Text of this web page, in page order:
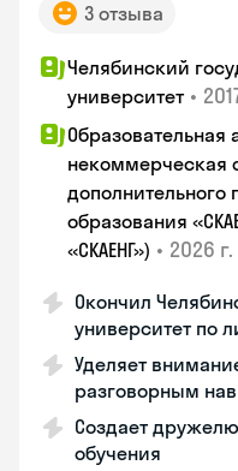
3 отзыва
Челябинский
университет •
Образовательная
некоммерческая
дополнительного
образования
«СКАЕНГ») • 2026 г.
Окончил
университет по
Уделяет
разговорным
Создает
обучения